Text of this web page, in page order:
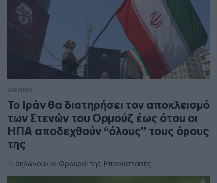
ΔΙΕΘΝΗ
To Ιράν θα διατηρήσει τον αποκλεισμό
των Στενών του Ορμούζ έως ότου οι
ΗΠΑ αποδεχθούν “όλους” τους όρους
της
Τι δηλώνουν οι Φρουροί της Επανάστασης